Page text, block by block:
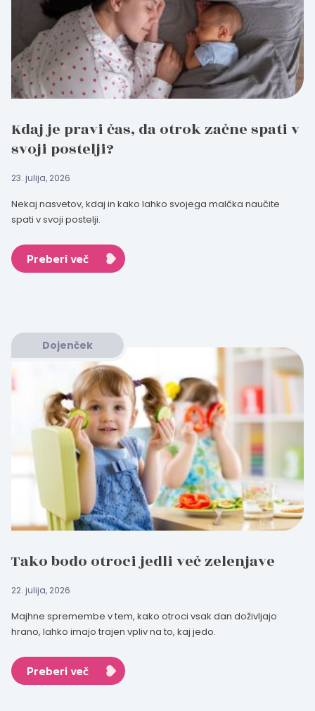
Kdaj je pravi čas, da otrok začne spati v
svoji postelji?
23. julija, 2026
Nekaj nasvetov, kdaj in kako lahko svojega malčka naučite
spati v svoji postelji.
Preberi več
Dojenček
Tako bodo otroci jedli več zelenjave
22. julija, 2026
Majhne spremembe v tem, kako otroci vsak dan doživljajo
hrano, lahko imajo trajen vpliv na to, kaj jedo.
Preberi več